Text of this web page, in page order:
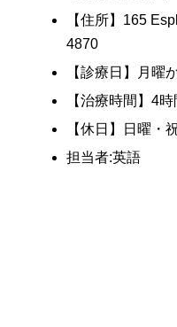
【住所】165
4870
【診療日】月曜
【治療時間】4
【休日】日曜・
担当者:英語